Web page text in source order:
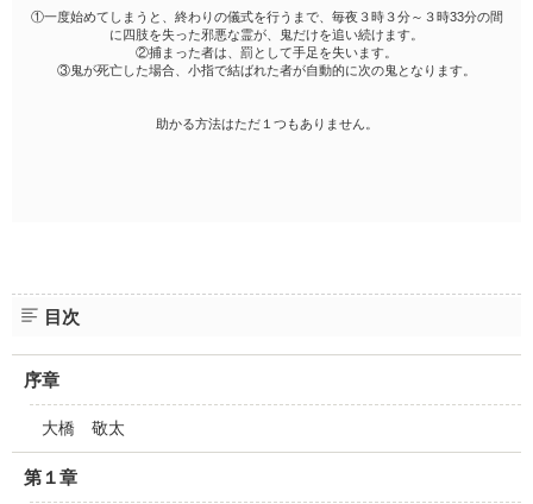
①一度始めてしまうと、終わりの儀式を行うまで、毎夜３時３分～３時33分の間
に四肢を失った邪悪な霊が、鬼だけを追い続けます。
②捕まった者は、罰として手足を失います。
③鬼が死亡した場合、小指で結ばれた者が自動的に次の鬼となります。
助かる方法はただ１つもありません。
目次
序章
大橋 敬太
第１章